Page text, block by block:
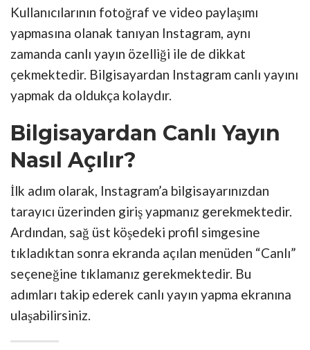
Kullanıcılarının fotoğraf ve video paylaşımı
yapmasına olanak tanıyan Instagram, aynı
zamanda canlı yayın özelliği ile de dikkat
çekmektedir. Bilgisayardan Instagram canlı yayını
yapmak da oldukça kolaydır.
Bilgisayardan Canlı Yayın
Nasıl Açılır?
İlk adım olarak, Instagram’a bilgisayarınızdan
tarayıcı üzerinden giriş yapmanız gerekmektedir.
Ardından, sağ üst köşedeki profil simgesine
tıkladıktan sonra ekranda açılan menüden “Canlı”
seçeneğine tıklamanız gerekmektedir. Bu
adımları takip ederek canlı yayın yapma ekranına
ulaşabilirsiniz.